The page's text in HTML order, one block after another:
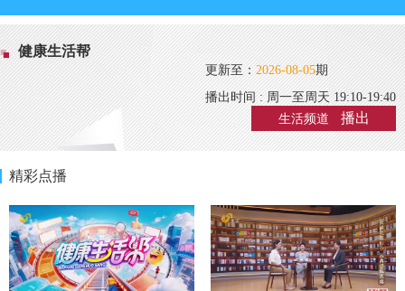
健康生活帮
更新至：2026-08-05期
播出时间 : 周一至周天 19:10-19:40
生活频道
播出
精彩点播